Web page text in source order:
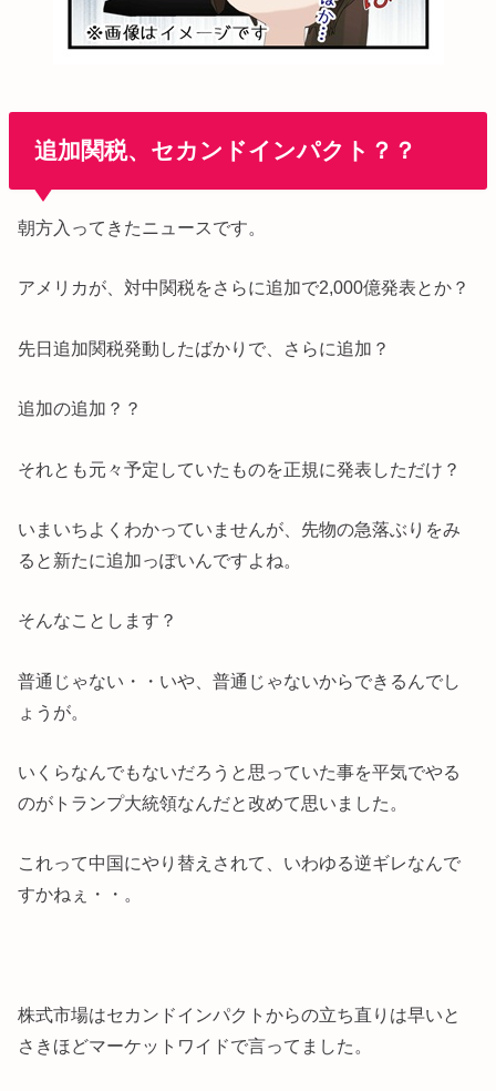
追加関税、セカンドインパクト？？
朝方入ってきたニュースです。
アメリカが、対中関税をさらに追加で2,000億発表とか？
先日追加関税発動したばかりで、さらに追加？
追加の追加？？
それとも元々予定していたものを正規に発表しただけ？
いまいちよくわかっていませんが、先物の急落ぶりをみ
ると新たに追加っぽいんですよね。
そんなことします？
普通じゃない・・いや、普通じゃないからできるんでし
ょうが。
いくらなんでもないだろうと思っていた事を平気でやる
のがトランプ大統領なんだと改めて思いました。
これって中国にやり替えされて、いわゆる逆ギレなんで
すかねぇ・・。
株式市場はセカンドインパクトからの立ち直りは早いと
さきほどマーケットワイドで言ってました。